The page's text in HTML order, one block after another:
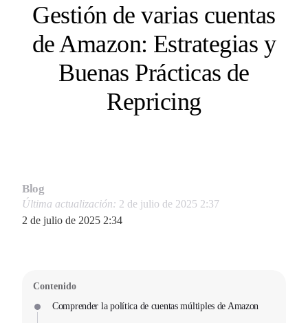
Gestión de varias cuentas
de Amazon: Estrategias y
Buenas Prácticas de
Repricing
Blog
Última actualización: 2 de julio de 2025 2:37
2 de julio de 2025 2:34
Contenido
Comprender la política de cuentas múltiples de Amazon